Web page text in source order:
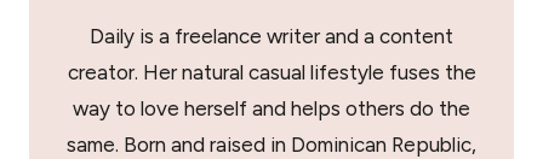
Daily is a freelance writer and a content
creator. Her natural casual lifestyle fuses the
way to love herself and helps others do the
same. Born and raised in Dominican Republic,